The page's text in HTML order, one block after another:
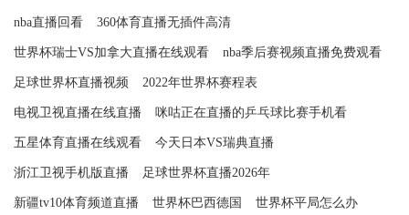
nba直播回看 360体育直播无插件高清
世界杯瑞士VS加拿大直播在线观看 nba季后赛视频直播免费观看
足球世界杯直播视频 2022年世界杯赛程表
电视卫视直播在线直播 咪咕正在直播的乒乓球比赛手机看
五星体育直播在线观看 今天日本VS瑞典直播
浙江卫视手机版直播 足球世界杯直播2026年
新疆tv10体育频道直播 世界杯巴西德国 世界杯平局怎么办